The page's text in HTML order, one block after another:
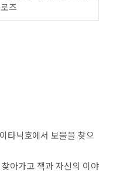
즈
타닉호에서 보물을 찾으
아가고 잭과 자신의 이야